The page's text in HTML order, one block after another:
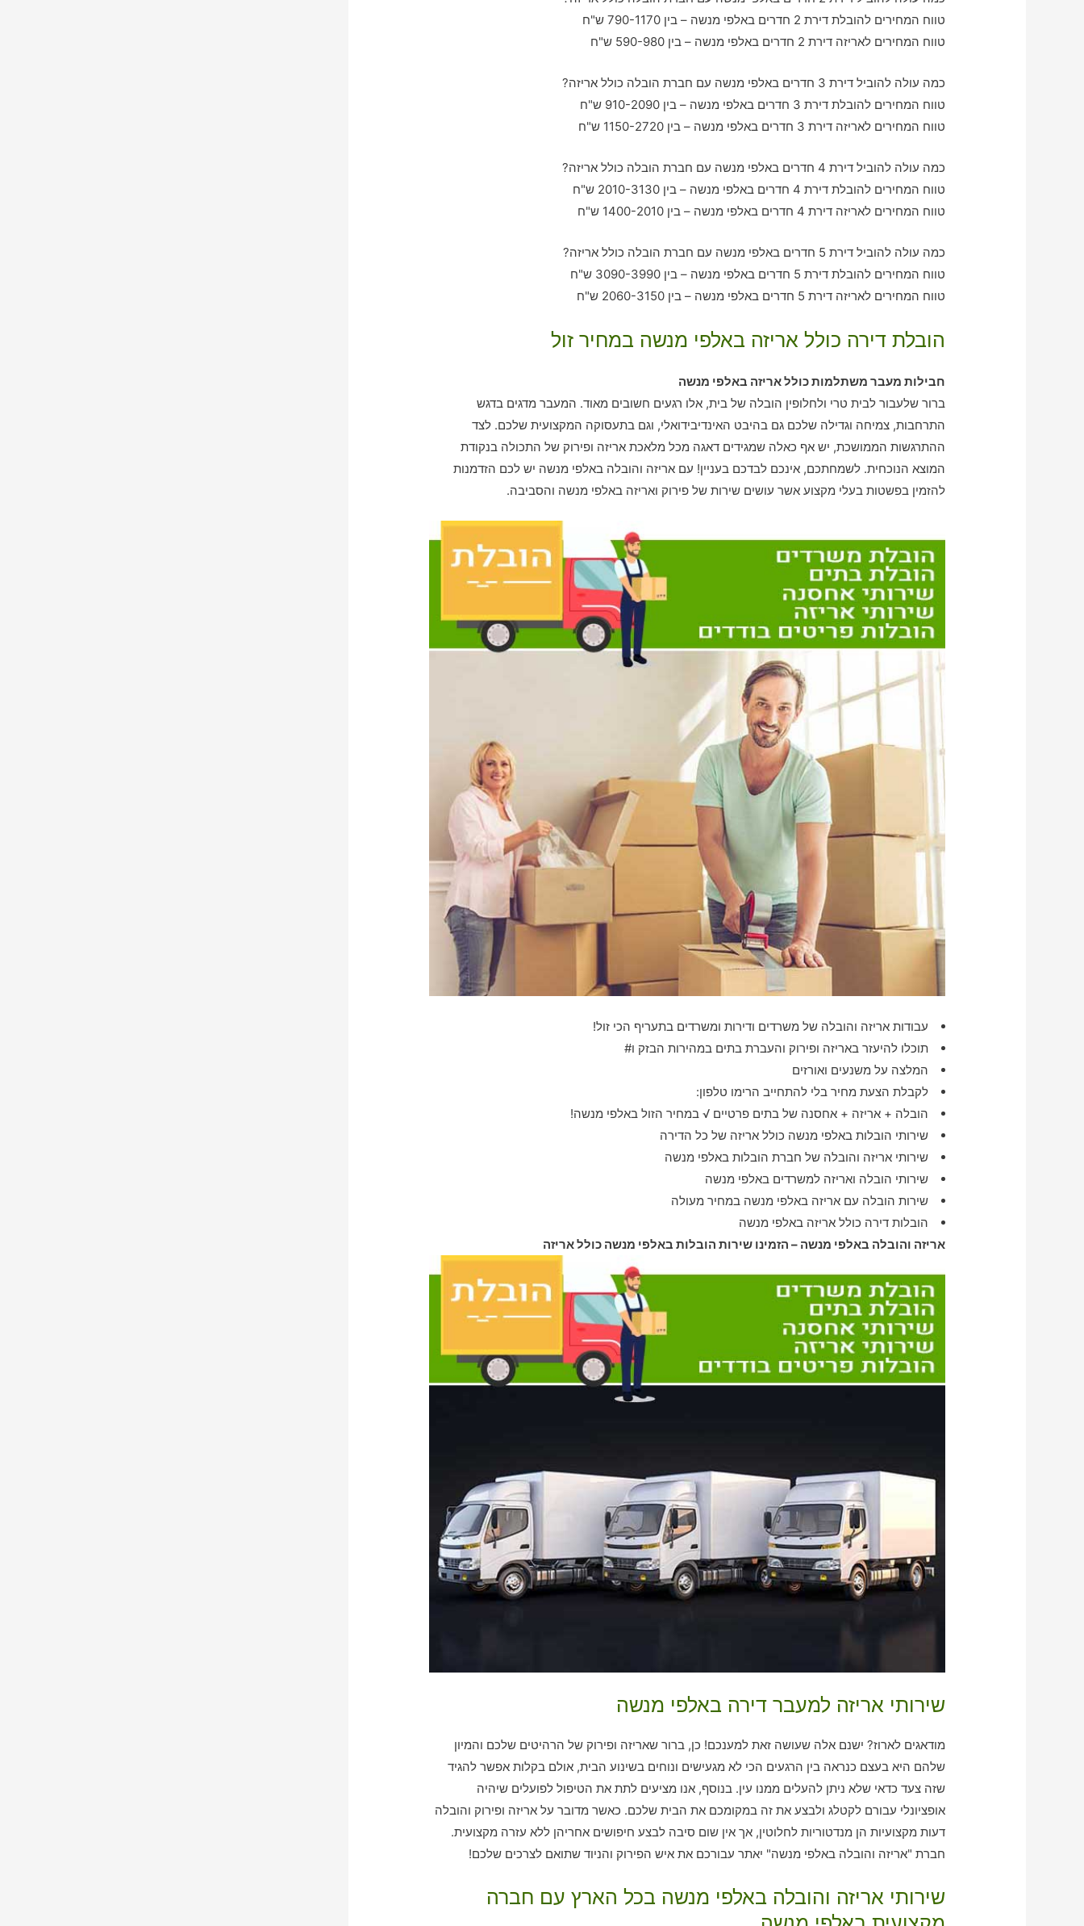
טווח המחירים להובלת דירת 2 חדרים באלפי מנשה – בין 790-1170 ש"ח
טווח המחירים לאריזה דירת 2 חדרים באלפי מנשה – בין 590-980 ש"ח
כמה עולה להוביל דירת 3 חדרים באלפי מנשה עם חברת הובלה כולל אריזה?
טווח המחירים להובלת דירת 3 חדרים באלפי מנשה – בין 910-2090 ש"ח
טווח המחירים לאריזה דירת 3 חדרים באלפי מנשה – בין 1150-2720 ש"ח
כמה עולה להוביל דירת 4 חדרים באלפי מנשה עם חברת הובלה כולל אריזה?
טווח המחירים להובלת דירת 4 חדרים באלפי מנשה – בין 2010-3130 ש"ח
טווח המחירים לאריזה דירת 4 חדרים באלפי מנשה – בין 1400-2010 ש"ח
כמה עולה להוביל דירת 5 חדרים באלפי מנשה עם חברת הובלה כולל אריזה?
טווח המחירים להובלת דירת 5 חדרים באלפי מנשה – בין 3090-3990 ש"ח
טווח המחירים לאריזה דירת 5 חדרים באלפי מנשה – בין 2060-3150 ש"ח
הובלת דירה כולל אריזה באלפי מנשה במחיר זול
חבילות מעבר משתלמות כולל אריזה באלפי מנשה
ברור שלעבור לבית טרי ולחלופין הובלה של בית, אלו רגעים חשובים מאוד. המעבר מדגים בדגש
התרחבות, צמיחה וגדילה שלכם גם בהיבט האינדיבידואלי, וגם בתעסוקה המקצועית שלכם. לצד
ההתרגשות הממושכת, יש אף כאלה שמגידים דאגה מכל מלאכת אריזה ופירוק של התכולה בנקודת
המוצא הנוכחית. לשמחתכם, אינכם לבדכם בעניין! עם אריזה והובלה באלפי מנשה יש לכם הזדמנות
להזמין בפשטות בעלי מקצוע אשר עושים שירות של פירוק ואריזה באלפי מנשה והסביבה.
עבודות אריזה והובלה של משרדים ודירות ומשרדים בתעריף הכי זול!
תוכלו להיעזר באריזה ופירוק והעברת בתים במהירות הבזק ו#
המלצה על משנעים ואורזים
לקבלת הצעת מחיר בלי להתחייב הרימו טלפון:
הובלה + אריזה + אחסנה של בתים פרטיים √ במחיר הזול באלפי מנשה!
שירותי הובלות באלפי מנשה כולל אריזה של כל הדירה
שירותי אריזה והובלה של חברת הובלות באלפי מנשה
שירותי הובלה ואריזה למשרדים באלפי מנשה
שירות הובלה עם אריזה באלפי מנשה במחיר מעולה
הובלות דירה כולל אריזה באלפי מנשה
אריזה והובלה באלפי מנשה – הזמינו שירות הובלות באלפי מנשה כולל אריזה
שירותי אריזה למעבר דירה באלפי מנשה
מודאגים לארוז? ישנם אלה שעושה זאת למענכם! כן, ברור שאריזה ופירוק של הרהיטים שלכם והמיון
שלהם היא בעצם כנראה בין הרגעים הכי לא מגעישים ונוחים בשינוע הבית, אולם בקלות אפשר להגיד
שזה צעד כדאי שלא ניתן להעלים ממנו עין. בנוסף, אנו מציעים לתת את הטיפול לפועלים שיהיה
אופציונלי עבורם לקטלג ולבצע את זה במקומכם את הבית שלכם. כאשר מדובר על אריזה ופירוק והובלה
דעות מקצועיות הן מנדטוריות לחלוטין, אך אין שום סיבה לבצע חיפושים אחריהן ללא עזרה מקצועית.
חברת "אריזה והובלה באלפי מנשה" יאתר עבורכם את איש הפירוק והניוד שתואם לצרכים שלכם!
שירותי אריזה והובלה באלפי מנשה בכל הארץ עם חברה